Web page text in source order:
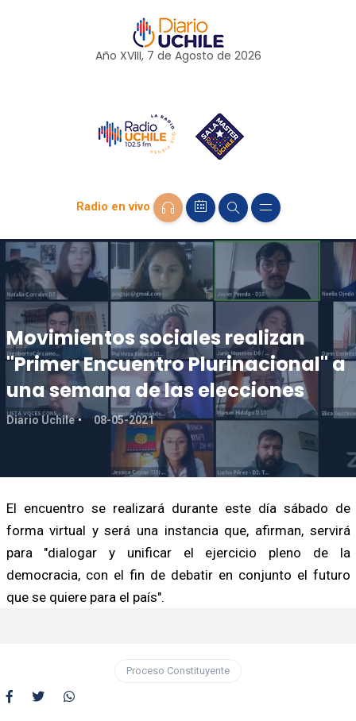
Año XVIII, 7 de Agosto de 2026
Radio en vivo
Movimientos sociales realizan
"Primer Encuentro Plurinacional" a
una semana de las elecciones
Diario Uchile 08-05-2021
El encuentro se realizará durante este día sábado de
forma virtual y será una instancia que, afirman, servirá
para "dialogar y unificar el ejercicio pleno de la
democracia, con el fin de debatir en conjunto el futuro
que se quiere para el país".
Proceso Constituyente